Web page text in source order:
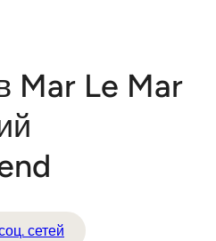
Mar Le Mar
сетей